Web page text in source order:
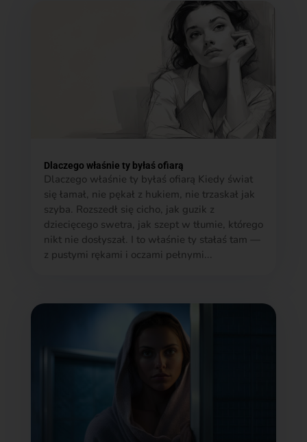
Dlaczego właśnie ty byłaś ofiarą
Dlaczego właśnie ty byłaś ofiarą Kiedy świat
się łamał, nie pękał z hukiem, nie trzaskał jak
szyba. Rozszedł się cicho, jak guzik z
dziecięcego swetra, jak szept w tłumie, którego
nikt nie dosłyszał. I to właśnie ty stałaś tam —
z pustymi rękami i oczami pełnymi...